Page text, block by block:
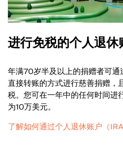
进行免税的个人退休
年满70岁半及以上的捐赠者可通
直接转账的方式进行慈善捐赠，
税。您可在一年中的任何时间进
为10万美元。
了解如何通过个人退休账户（